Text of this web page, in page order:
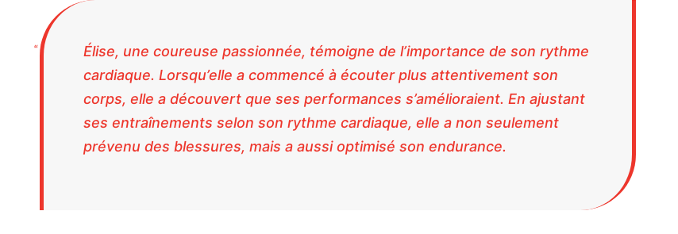
Élise, une coureuse passionnée, témoigne de l’importance de son rythme
cardiaque. Lorsqu’elle a commencé à écouter plus attentivement son
corps, elle a découvert que ses performances s’amélioraient. En ajustant
ses entraînements selon son rythme cardiaque, elle a non seulement
prévenu des blessures, mais a aussi optimisé son endurance.